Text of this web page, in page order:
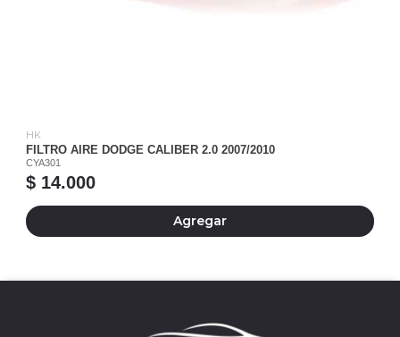
HK
FILTRO AIRE DODGE CALIBER 2.0 2007/2010
CYA301
$ 14.000
Agregar